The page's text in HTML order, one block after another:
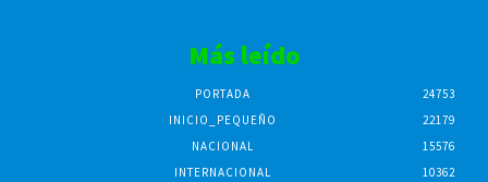
Más leído
PORTADA
24753
INICIO_PEQUEÑO
22179
NACIONAL
15576
INTERNACIONAL
10362